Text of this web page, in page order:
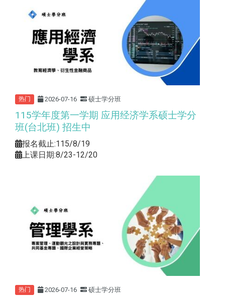
热门 2026-07-16 硕士学分班
115学年度第一学期 应用经济学系硕士学分
班(台北班) 招生中
报名截止:115/8/19
上课日期:8/23-12/20
热门 2026-07-16 硕士学分班